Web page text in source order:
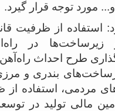
مورد توجه قرار گیرد.
استفاده از ظرفیت
زیرساخت‌ها در
طرح احداث
بندری و
مالی تولید در